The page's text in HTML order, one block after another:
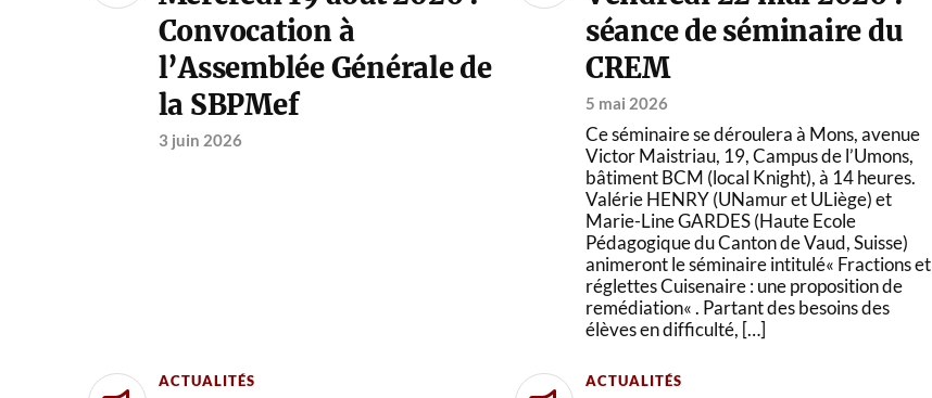
Convocation à
l’Assemblée Générale de
la SBPMef
3 juin 2026
séance de séminaire du
CREM
5 mai 2026
Ce séminaire se déroulera à Mons, avenue
Victor Maistriau, 19, Campus de l’Umons,
bâtiment BCM (local Knight), à 14 heures.
Valérie HENRY (UNamur et ULiège) et
Marie-Line GARDES (Haute Ecole
Pédagogique du Canton de Vaud, Suisse)
animeront le séminaire intitulé« Fractions et
réglettes Cuisenaire : une proposition de
remédiation« . Partant des besoins des
élèves en difficulté, […]
ACTUALITÉS ACTUALITÉS